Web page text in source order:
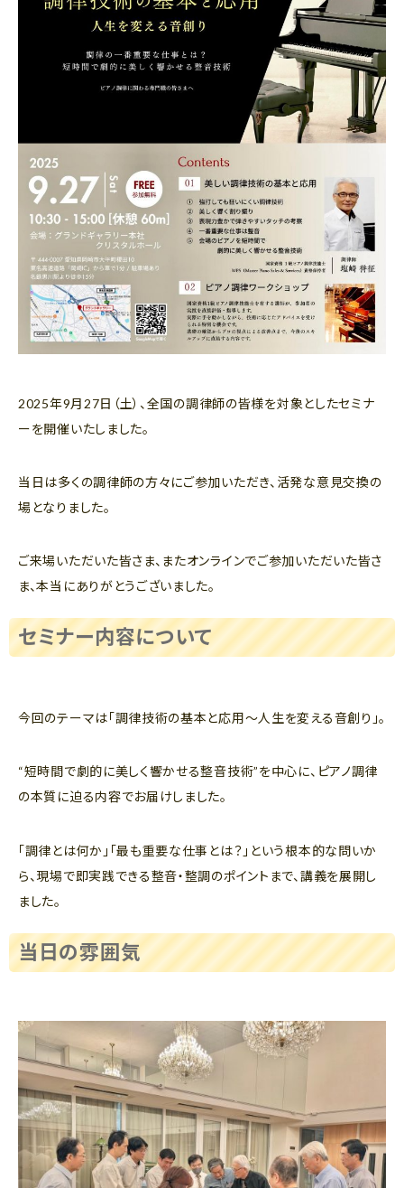
2025年9月27日（土）、全国の調律師の皆様を対象としたセミナ
ーを開催いたしました。
当日は多くの調律師の方々にご参加いただき、活発な意見交換の
場となりました。
ご来場いただいた皆さま、またオンラインでご参加いただいた皆さ
ま、本当にありがとうございました。
セミナー内容について
今回のテーマは「調律技術の基本と応用～人生を変える音創り」。
“短時間で劇的に美しく響かせる整音技術”を中心に、ピアノ調律
の本質に迫る内容でお届けしました。
「調律とは何か」「最も重要な仕事とは？」という根本的な問いか
ら、現場で即実践できる整音・整調のポイントまで、講義を展開し
ました。
当日の雰囲気